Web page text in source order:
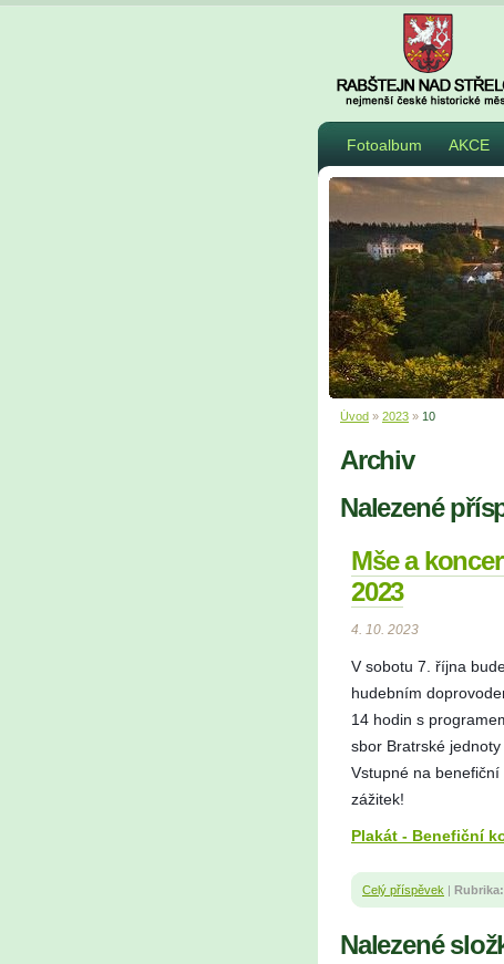
Fotoalbum AKCE
Úvod » 2023 » 10
Archiv
Nalezené
Mše a
2023
4. 10. 2023
V sobotu 7. října
hudebním
14 hodin s
sbor Bratrské
Vstupné na
zážitek!
Plakát - Benefiční
Celý příspěvek | Rubrika:
Nalezené